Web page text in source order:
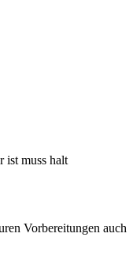
ist muss halt
Vorbereitungen auch